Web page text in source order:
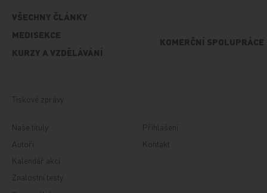
VŠECHNY ČLÁNKY
MEDISEKCE
KURZY A VZDĚLÁVÁNÍ
KOMERČNÍ SPOLUPRÁCE
Tiskové zprávy
Naše tituly
Autoři
Kalendář akcí
Znalostní testy
Přihlášení
Kontakt